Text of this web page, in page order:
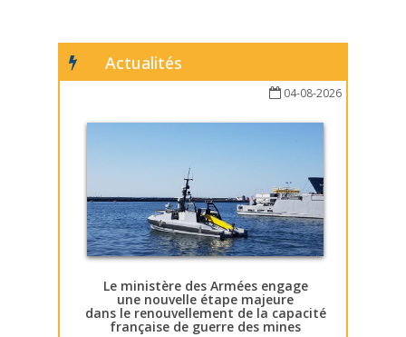
Actualités
04-08-2026
Le ministère des Armées engage
une nouvelle étape majeure
dans le renouvellement de la capacité
française de guerre des mines